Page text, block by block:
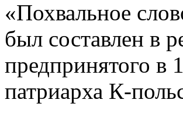
«Похвальное
был составлен в
предпринятого в
патриарха К-